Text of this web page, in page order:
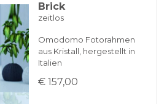
Brick
zeitlos
Omodomo Fotorahmen
aus Kristall, hergestellt in
Italien
€ 157,00